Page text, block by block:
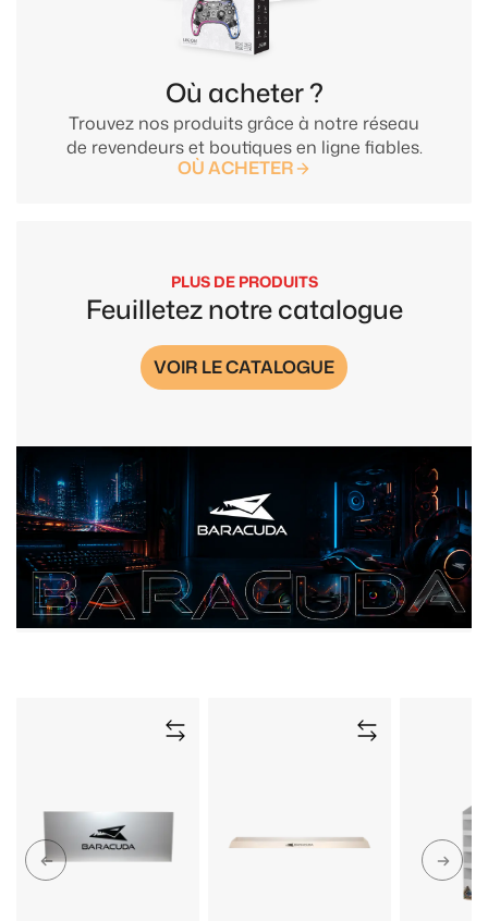
Trouvez nos produits grâce à notre réseau
de revendeurs et boutiques en ligne fiables.
Où acheter ?
OÙ ACHETER
PLUS DE PRODUITS
Feuilletez notre catalogue
VOIR LE CATALOGUE